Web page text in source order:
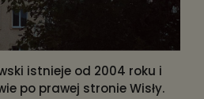
istnieje od 2004 roku i
po prawej stronie Wisły.